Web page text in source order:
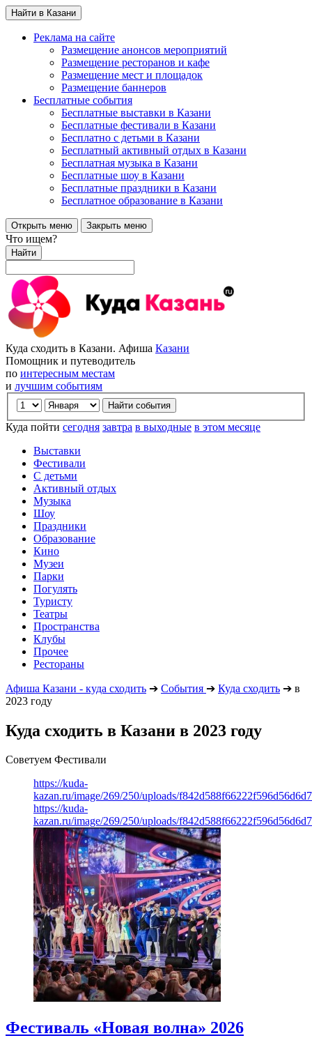
Найти в Казани
Реклама на сайте
Размещение анонсов мероприятий
Размещение ресторанов и кафе
Размещение мест и площадок
Размещение баннеров
Бесплатные события
Бесплатные выставки в Казани
Бесплатные фестивали в Казани
Бесплатно с детьми в Казани
Бесплатный активный отдых в Казани
Бесплатная музыка в Казани
Бесплатные шоу в Казани
Бесплатные праздники в Казани
Бесплатное образование в Казани
Открыть меню Закрыть меню
Что ищем?
Найти
Куда сходить в Казани. Афиша Казани
Помощник и путеводитель
по интересным местам
и лучшим событиям
Куда пойти сегодня завтра в выходные в этом месяце
Выставки
Фестивали
С детьми
Активный отдых
Музыка
Шоу
Праздники
Образование
Кино
Музеи
Парки
Погулять
Туристу
Театры
Пространства
Клубы
Прочее
Рестораны
Афиша Казани - куда сходить ➔ События ➔ Куда сходить ➔ в
2023 году
Куда сходить в Казани в 2023 году
Советуем Фестивали
https://kuda-
kazan.ru/image/269/250/uploads/
https://kuda-
kazan.ru/image/269/250/uploads/
Фестиваль «Новая волна» 2026